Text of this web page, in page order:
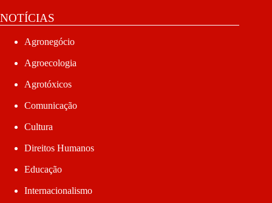
NOTÍCIAS
Agronegócio
Agroecologia
Agrotóxicos
Comunicação
Cultura
Direitos Humanos
Educação
Internacionalismo